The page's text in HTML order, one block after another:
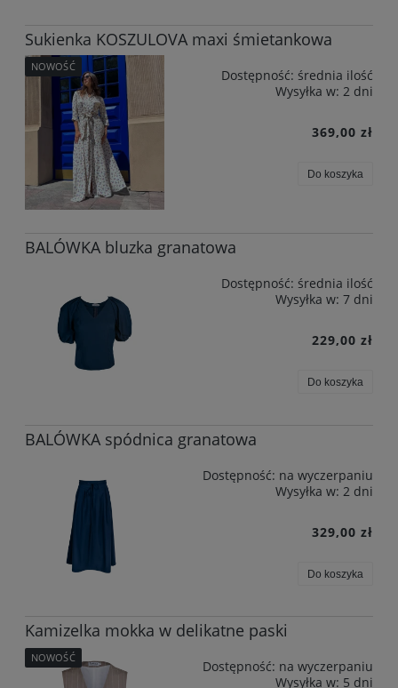
Sukienka KOSZULOVA maxi śmietankowa
Dostępność: średnia ilość
Wysyłka w: 2 dni
369,00 zł
Do koszyka
NOWOŚĆ
BALÓWKA bluzka granatowa
Dostępność: średnia ilość
Wysyłka w: 7 dni
229,00 zł
Do koszyka
BALÓWKA spódnica granatowa
Dostępność: na wyczerpaniu
Wysyłka w: 2 dni
329,00 zł
Do koszyka
Kamizelka mokka w delikatne paski
Dostępność: na wyczerpaniu
Wysyłka w: 5 dni
NOWOŚĆ